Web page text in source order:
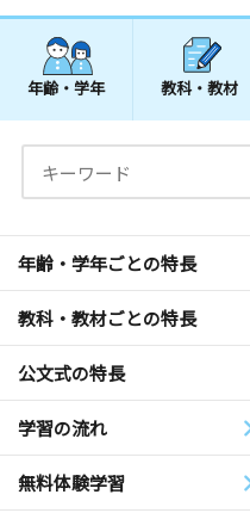
年齢・学年 教科・教材
年齢・学年ごとの特長
教科・教材ごとの特長
公文式の特長
学習の流れ
無料体験学習